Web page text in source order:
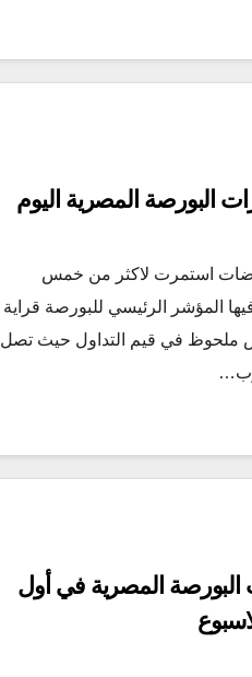
البورصة المصرية اليوم
استمرت لاكثر من خمس
المؤشر الرئيسي للبورصة قراية
ملحوظ في قيم التداول حيث تصل
البورصة المصرية في أول